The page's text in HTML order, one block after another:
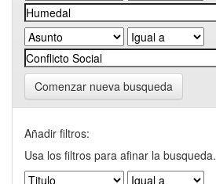
Comenzar nueva busqueda
Añadir filtros:
Usa los filtros para afinar la busqueda.